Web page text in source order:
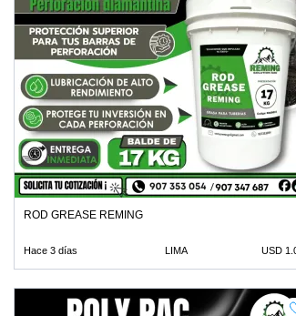
ROD GREASE REMING
Hace 3 días LIMA USD